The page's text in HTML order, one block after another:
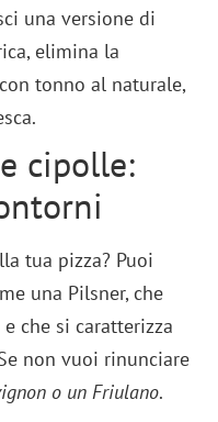
una versione di
elimina la
tonno al naturale,
cipolle:
tua pizza? Puoi
una Pilsner, che
che si caratterizza
non vuoi rinunciare
o un Friulano.